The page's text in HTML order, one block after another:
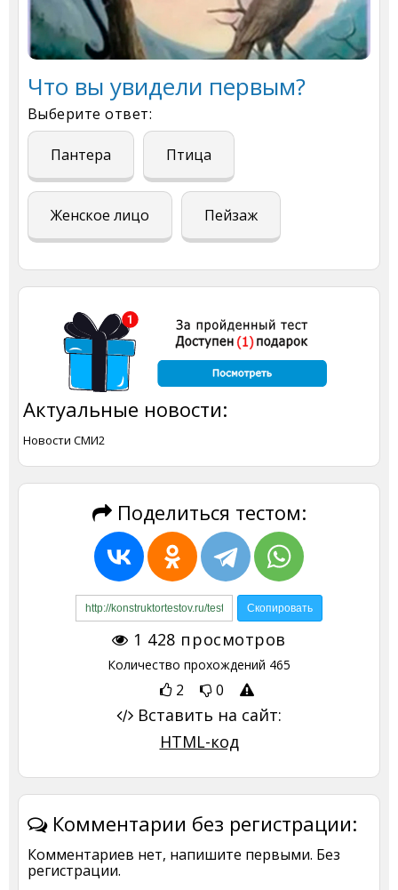
Что вы увидели первым?
Выберите ответ:
Пантера Птица
Женское лицо Пейзаж
Актуальные новости:
Новости СМИ2
Поделиться тестом:
1 428 просмотров
Количество прохождений 465
2 0
Вставить на сайт:
HTML-код
Комментарии без регистрации:
Комментариев нет, напишите первыми. Без
регистрации.